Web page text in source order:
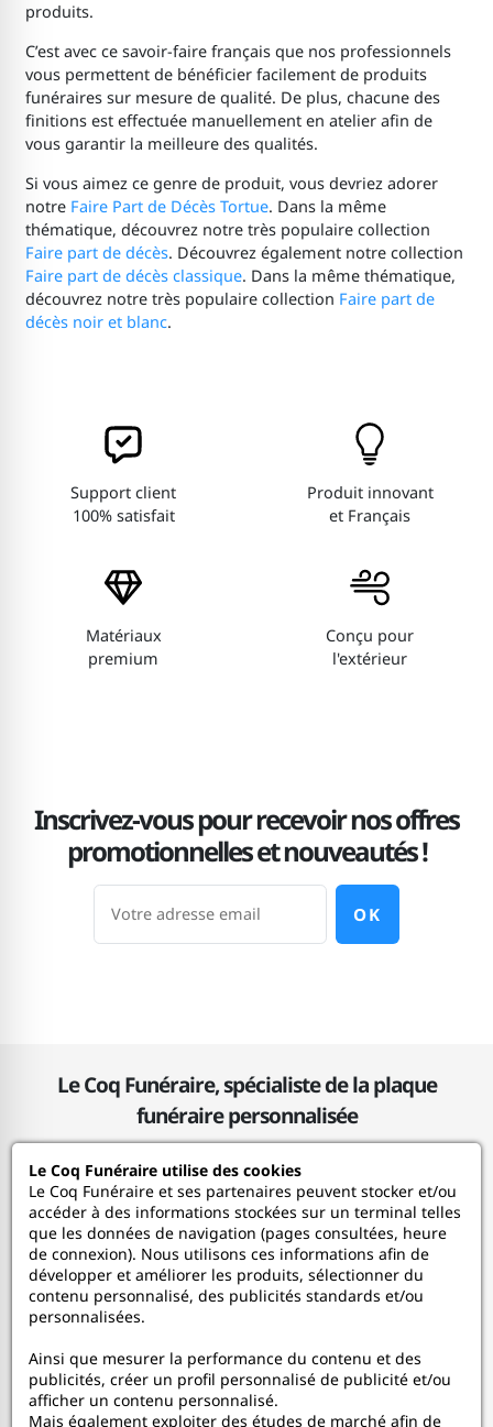
produits.
C’est avec ce savoir-faire français que nos professionnels
vous permettent de bénéficier facilement de produits
funéraires sur mesure de qualité. De plus, chacune des
finitions est effectuée manuellement en atelier afin de
vous garantir la meilleure des qualités.
Si vous aimez ce genre de produit, vous devriez adorer
notre Faire Part de Décès Tortue. Dans la même
thématique, découvrez notre très populaire collection
Faire part de décès. Découvrez également notre collection
Faire part de décès classique. Dans la même thématique,
découvrez notre très populaire collection Faire part de
décès noir et blanc.
Support client
100% satisfait
Produit innovant
et Français
Matériaux
premium
Conçu pour
l'extérieur
Inscrivez-vous pour recevoir nos offres
promotionnelles et nouveautés !
OK
Le Coq Funéraire, spécialiste de la plaque
funéraire personnalisée
Le Coq Funéraire
Nos services
Mon Compte
Aide
A propos
Le Coq Funéraire utilise des cookies
Le Coq Funéraire et ses partenaires peuvent stocker et/ou
accéder à des informations stockées sur un terminal telles
que les données de navigation (pages consultées, heure
de connexion). Nous utilisons ces informations afin de
développer et améliorer les produits, sélectionner du
contenu personnalisé, des publicités standards et/ou
personnalisées.
Ainsi que mesurer la performance du contenu et des
publicités, créer un profil personnalisé de publicité et/ou
afficher un contenu personnalisé.
Mais également exploiter des études de marché afin de